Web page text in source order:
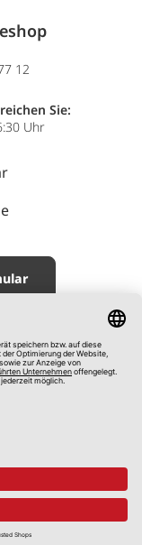
12
Sie:
Uhr